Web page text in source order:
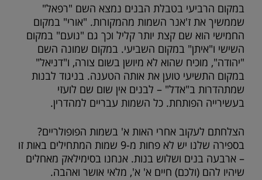
במקום הרביעי בטבלת הבנים נמצא השם "רפאל"
שממשיך את ז'אנר השמות מהמקורות. "אורי" במקום
החמישי הוא שם קצת יותר קליל וכך גם "נועם" במקום
השישי ו"איתן" במקום השביעי. במקום שמונה השם
"יהודה", מוכיח שהוא לא מיושן בשום צורה, ו"דניאל"
במקום התשיעי טוען את אותה הטענה. בניגוד לבנות
שמתהדרות ב"אדל" – לבנים אין שום שם לועזי
בעשירייה הפותחת. כל השמות עבריים למהדרין.
הצלחתם לעקוב אחרי האות א' בשמות הפופולריים?
בספירה שלנו יש לא פחות מ-9 שמות המתחילים באות זו
– ארבעה בנים ושלוש בנות. אנחנו בסימילאק מאחלים
שיהיו להם (ולכם) חיים א' א', מלאי אושר ואהבה.